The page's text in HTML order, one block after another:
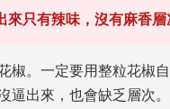
來只有辣味，沒有麻香層
椒。一定要用整粒花椒
逼出來，也會缺乏層次